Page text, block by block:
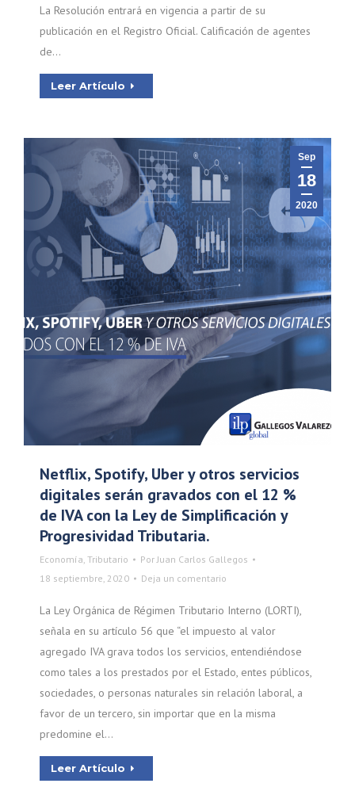
La Resolución entrará en vigencia a partir de su
publicación en el Registro Oficial. Calificación de agentes
de…
Leer Artículo
Sep
18
2020
Netflix, Spotify, Uber y otros servicios
digitales serán gravados con el 12 %
de IVA con la Ley de Simplificación y
Progresividad Tributaria.
Economía, Tributario PorJuan Carlos Gallegos
18 septiembre, 2020
Deja un comentario
La Ley Orgánica de Régimen Tributario Interno (LORTI),
señala en su artículo 56 que “el impuesto al valor
agregado IVA grava todos los servicios, entendiéndose
como tales a los prestados por el Estado, entes públicos,
sociedades, o personas naturales sin relación laboral, a
favor de un tercero, sin importar que en la misma
predomine el…
Leer Artículo